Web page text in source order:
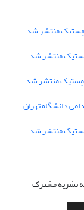
منتشر شد
منتشر شد
منتشر شد
دانشگاه تهران
منتشر شد
نشریه مشترک